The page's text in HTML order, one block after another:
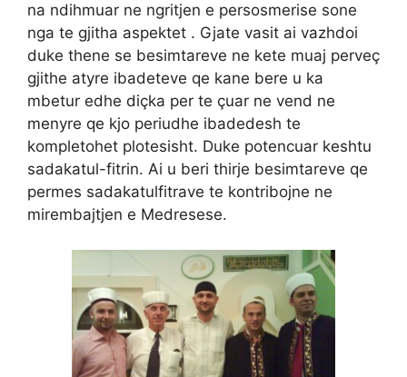
na ndihmuar ne ngritjen e persosmerise sone
nga te gjitha aspektet . Gjate vasit ai vazhdoi
duke thene se besimtareve ne kete muaj perveç
gjithe atyre ibadeteve qe kane bere u ka
mbetur edhe diçka per te çuar ne vend ne
menyre qe kjo periudhe ibadedesh te
kompletohet plotesisht. Duke potencuar keshtu
sadakatul-fitrin. Ai u beri thirje besimtareve qe
permes sadakatulfitrave te kontribojne ne
mirembajtjen e Medresese.